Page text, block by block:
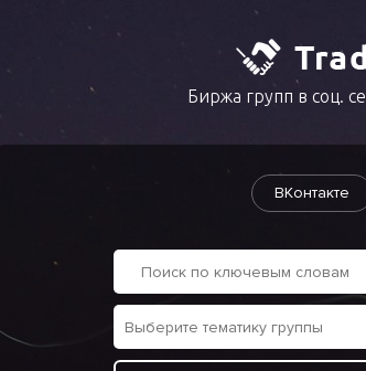
Биржа групп в соц.
ВКонтакте